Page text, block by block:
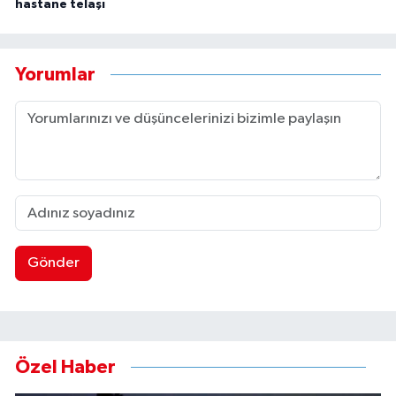
hastane telaşı
Yorumlar
Gönder
Özel Haber